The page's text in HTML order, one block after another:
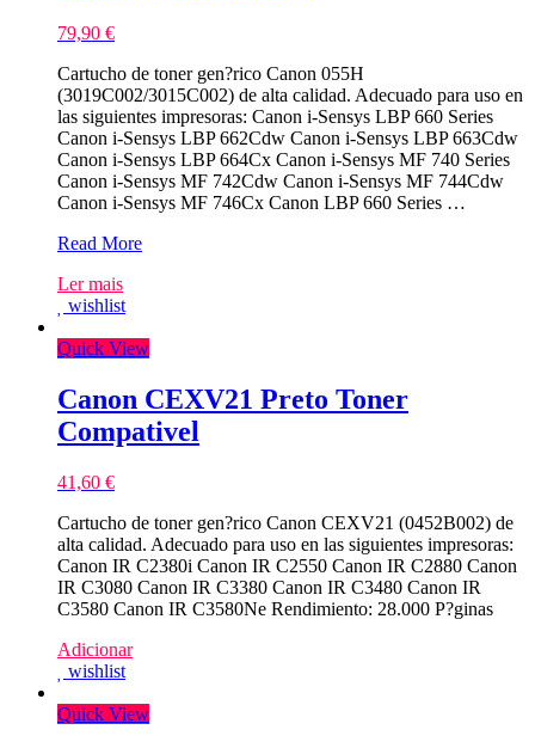
79,90 €
Cartucho de toner gen?rico Canon 055H
(3019C002/3015C002) de alta calidad. Adecuado para uso en
las siguientes impresoras: Canon i-Sensys LBP 660 Series
Canon i-Sensys LBP 662Cdw Canon i-Sensys LBP 663Cdw
Canon i-Sensys LBP 664Cx Canon i-Sensys MF 740 Series
Canon i-Sensys MF 742Cdw Canon i-Sensys MF 744Cdw
Canon i-Sensys MF 746Cx Canon LBP 660 Series …
Canon
Azul
Toner
–
Read More
Ler mais
wishlist
Quick View
Canon CEXV21 Preto Toner
Compativel
41,60 €
Cartucho de toner gen?rico Canon CEXV21 (0452B002) de
alta calidad. Adecuado para uso en las siguientes impresoras:
Canon IR C2380i Canon IR C2550 Canon IR C2880 Canon
IR C3080 Canon IR C3380 Canon IR C3480 Canon IR
C3580 Canon IR C3580Ne Rendimiento: 28.000 P?ginas
Adicionar
wishlist
Quick View